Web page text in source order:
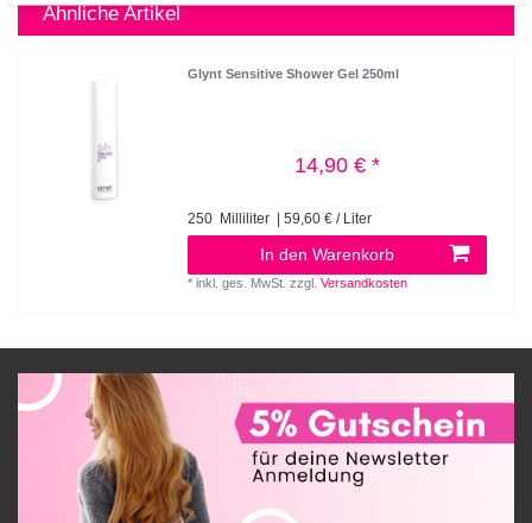
Ähnliche Artikel
Glynt Sensitive Shower Gel 250ml
14,90 € *
250 Milliliter | 59,60 € / Liter
In den Warenkorb
*inkl. ges. MwSt. zzgl.Versandkosten